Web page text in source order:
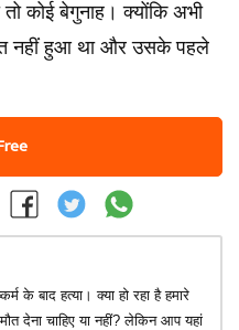
तो कोई बेगुनाह। क्योंकि अभी
नहीं हुआ था और उसके पहले
के बाद हत्या। क्या हो रहा है हमारे
देना चाहिए या नहीं? लेकिन आप यहां